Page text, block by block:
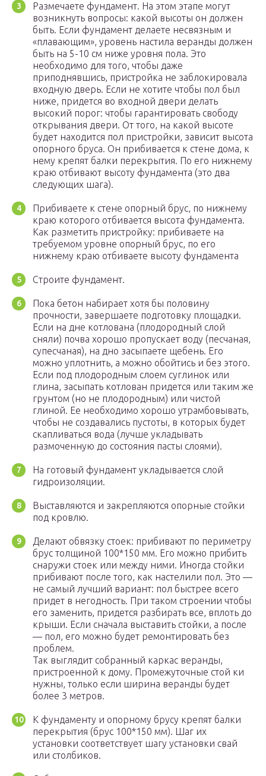
Размечаете фундамент. На этом этапе могут
возникнуть вопросы: какой высоты он должен
быть. Если фундамент делаете несвязным и
«плавающим», уровень настила веранды должен
быть на 5-10 см ниже уровня пола. Это
необходимо для того, чтобы даже
приподнявшись, пристройка не заблокировала
входную дверь. Если не хотите чтобы пол был
ниже, придется во входной двери делать
высокий порог: чтобы гарантировать свободу
открывания двери. От того, на какой высоте
будет находится пол пристройки, зависит высота
опорного бруса. Он прибивается к стене дома, к
нему крепят балки перекрытия. По его нижнему
краю отбивают высоту фундамента (это два
следующих шага).
Прибиваете к стене опорный брус, по нижнему
краю которого отбивается высота фундамента.
Как разметить пристройку: прибиваете на
требуемом уровне опорный брус, по его
нижнему краю отбиваете высоту фундамента
Строите фундамент.
Пока бетон набирает хотя бы половину
прочности, завершаете подготовку площадки.
Если на дне котлована (плодородный слой
сняли) почва хорошо пропускает воду (песчаная,
супесчаная), на дно засыпаете щебень. Его
можно уплотнить, а можно обойтись и без этого.
Если под плодородным слоем суглинок или
глина, засыпать котлован придется или таким же
грунтом (но не плодородным) или чистой
глиной. Ее необходимо хорошо утрамбовывать,
чтобы не создавались пустоты, в которых будет
скапливаться вода (лучше укладывать
размоченную до состояния пасты слоями).
На готовый фундамент укладывается слой
гидроизоляции.
Выставляются и закрепляются опорные стойки
под кровлю.
Делают обвязку стоек: прибивают по периметру
брус толщиной 100*150 мм. Его можно прибить
снаружи стоек или между ними. Иногда стойки
прибивают после того, как настелили пол. Это —
не самый лучший вариант: пол быстрее всего
придет в негодность. При таком строении чтобы
его заменить, придется разбирать все, вплоть до
крыши. Если сначала выставить стойки, а после
— пол, его можно будет ремонтировать без
проблем.
Так выглядит собранный каркас веранды,
пристроенной к дому. Промежуточные стой ки
нужны, только если ширина веранды будет
более 3 метров.
К фундаменту и опорному брусу крепят балки
перекрытия (брус 100*150 мм). Шаг их
установки соответствует шагу установки свай
или столбиков.